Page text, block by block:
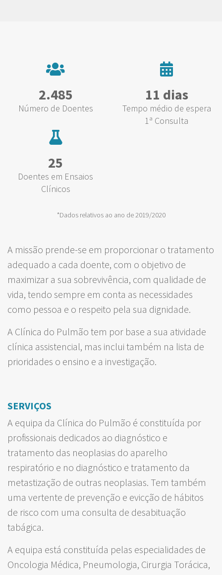
2.485
Número de Doentes
11 dias
Tempo médio de espera
1ª Consulta
25
Doentes em Ensaios
Clínicos
*Dados relativos ao ano de 2019/2020
A missão prende-se em proporcionar o tratamento
adequado a cada doente, com o objetivo de
maximizar a sua sobrevivência, com qualidade de
vida, tendo sempre em conta as necessidades
como pessoa e o respeito pela sua dignidade.
A Clínica do Pulmão tem por base a sua atividade
clínica assistencial, mas inclui também na lista de
prioridades o ensino e a investigação.
SERVIÇOS
A equipa da Clínica do Pulmão é constituída por
profissionais dedicados ao diagnóstico e
tratamento das neoplasias do aparelho
respiratório e no diagnóstico e tratamento da
metastização de outras neoplasias. Tem também
uma vertente de prevenção e evicção de hábitos
de risco com uma consulta de desabituação
tabágica.
A equipa está constituída pelas especialidades de
Oncologia Médica, Pneumologia, Cirurgia Torácica,